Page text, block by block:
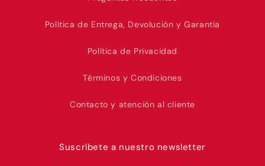
Política de Entrega, Devolución y Garantía
Política de Privacidad
Términos y Condiciones
Contacto y atención al cliente
Suscríbete a nuestro newsletter